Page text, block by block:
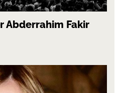
Abderrahim Fakir